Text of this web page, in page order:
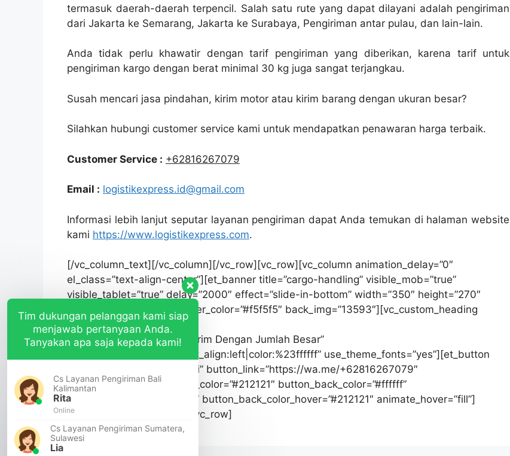
termasuk daerah-daerah terpencil. Salah satu rute yang dapat dilayani adalah pengiriman
dari Jakarta ke Semarang, Jakarta ke Surabaya, Pengiriman antar pulau, dan lain-lain.
Anda tidak perlu khawatir dengan tarif pengiriman yang diberikan, karena tarif untuk
pengiriman kargo dengan berat minimal 30 kg juga sangat terjangkau.
Susah mencari jasa pindahan, kirim motor atau kirim barang dengan ukuran besar?
Silahkan hubungi customer service kami untuk mendapatkan penawaran harga terbaik.
Customer Service : +62816267079
Email : logistikexpress.id@gmail.com
Informasi lebih lanjut seputar layanan pengiriman dapat Anda temukan di halaman website
kami https://www.logistikexpress.com.
[/vc_column_text][/vc_column][/vc_row][vc_row][vc_column animation_delay=”0″
el_class=”text-align-center”][et_banner title=”cargo-handling” visible_mob=”true”
visible_tablet=”true” delay=”2000″ effect=”slide-in-bottom” width=”350″ height=”270″
back_color=”#212121″ border_color=”#f5f5f5″ back_img=”13593″][vc_custom_heading
text=”Penawaran Spesial!
Untuk Anda Yang Sering Kirim Dengan Jumlah Besar”
font_container=”tag:h4|text_align:left|color:%23ffffff” use_theme_fonts=”yes”][et_button
button_text=”Hubungi Kami” button_link=”https://wa.me/+62816267079″
button_size=”large” button_color=”#212121″ button_back_color=”#ffffff”
button_color_hover=”#ffffff” button_back_color_hover=”#212121″ animate_hover=”fill”]
[/et_banner][/vc_column][/vc_row]
Tim dukungan pelanggan kami siap
menjawab pertanyaan Anda.
Tanyakan apa saja kepada kami!
Cs Layanan Pengiriman Bali
Kalimantan
Rita
Online
Cs Layanan Pengiriman Sumatera,
Sulawesi
Lia